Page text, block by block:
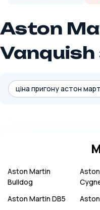
Aston
ціна пригону астон
Aston Martin
Bulldog
Aston Martin DB5